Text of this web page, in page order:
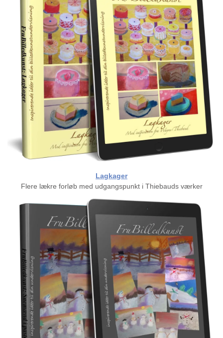
Lagkager
Flere lækre forløb med udgangspunkt i Thiebauds værker